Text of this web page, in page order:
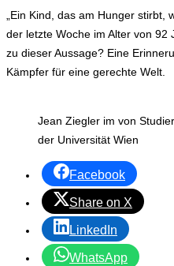
„Ein Kind, das am Hunger stirbt,
der letzte Woche im Alter von
zu dieser Aussage? Eine
Kämpfer für eine gerechte Welt.
Jean Ziegler im von
der Universität Wien
Facebook
Share on X
LinkedIn
WhatsApp